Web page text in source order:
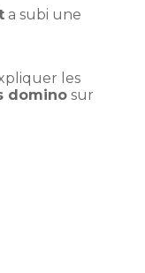
a subi une
les
dominosur